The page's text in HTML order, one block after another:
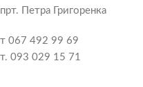
прт. Петра Григоренка
т 067 492 99 69
т. 093 029 15 71